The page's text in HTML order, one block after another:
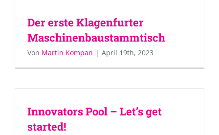
Der erste Klagenfurter
Maschinenbaustammtisch
Von Martin Kompan | April 19th, 2023
Innovators Pool – Let’s get
started!